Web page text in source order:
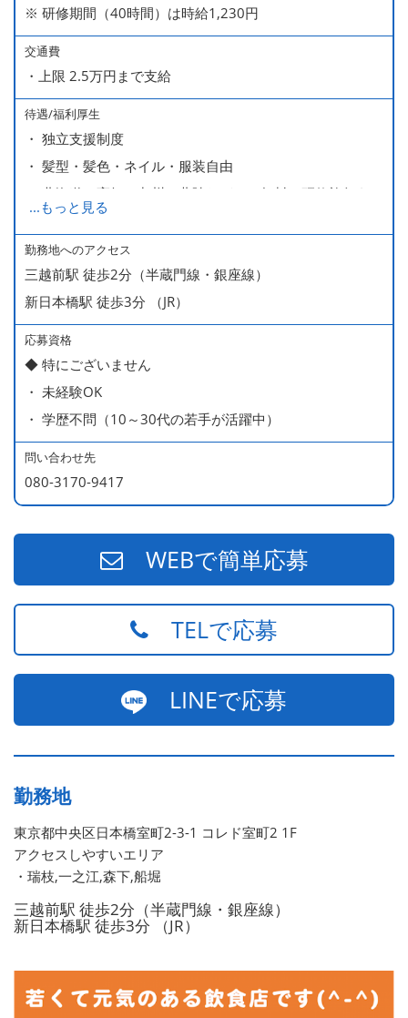
※ 研修期間（40時間）は時給1,230円
交通費
・上限 2.5万円まで支給
待遇/福利厚生
・ 独立支援制度
・ 髪型・髪色・ネイル・服装自由
・ 北海道や高知、九州、北陸などへの無料の研修旅行あり
ます
・ 無料の美味しい まかない食 あり
...もっと見る
勤務地へのアクセス
三越前駅 徒歩2分（半蔵門線・銀座線）
新日本橋駅 徒歩3分 （JR）
応募資格
◆ 特にございません
・ 未経験OK
・ 学歴不問（10～30代の若手が活躍中）
問い合わせ先
080-3170-9417
WEBで簡単応募
TELで応募
LINEで応募
勤務地
東京都中央区日本橋室町2-3-1 コレド室町2 1F
アクセスしやすいエリア
・瑞枝,一之江,森下,船堀
三越前駅 徒歩2分（半蔵門線・銀座線）
新日本橋駅 徒歩3分 （JR）